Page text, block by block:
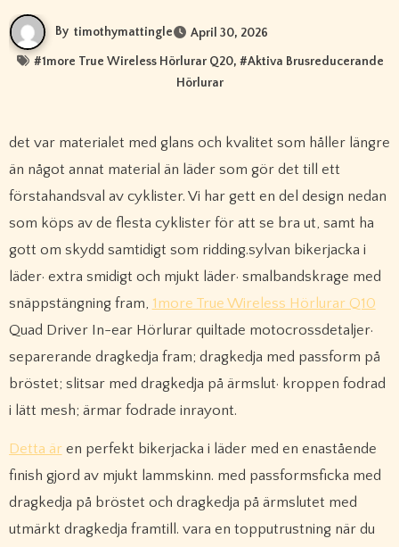
By timothymattingle April 30, 2026
#1more True Wireless Hörlurar Q20, #Aktiva Brusreducerande
Hörlurar
det var materialet med glans och kvalitet som håller längre
än något annat material än läder som gör det till ett
förstahandsval av cyklister. Vi har gett en del design nedan
som köps av de flesta cyklister för att se bra ut, samt ha
gott om skydd samtidigt som ridding.sylvan bikerjacka i
läder· extra smidigt och mjukt läder· smalbandskrage med
snäppstängning fram, 1more True Wireless Hörlurar Q10
Quad Driver In-ear Hörlurar quiltade motocrossdetaljer·
separerande dragkedja fram; dragkedja med passform på
bröstet; slitsar med dragkedja på ärmslut· kroppen fodrad
i lätt mesh; ärmar fodrade inrayont.
Detta ären perfekt bikerjacka i läder med en enastående
finish gjord av mjukt lammskinn. med passformsficka med
dragkedja på bröstet och dragkedja på ärmslutet med
utmärkt dragkedja framtill. vara en topputrustning när du